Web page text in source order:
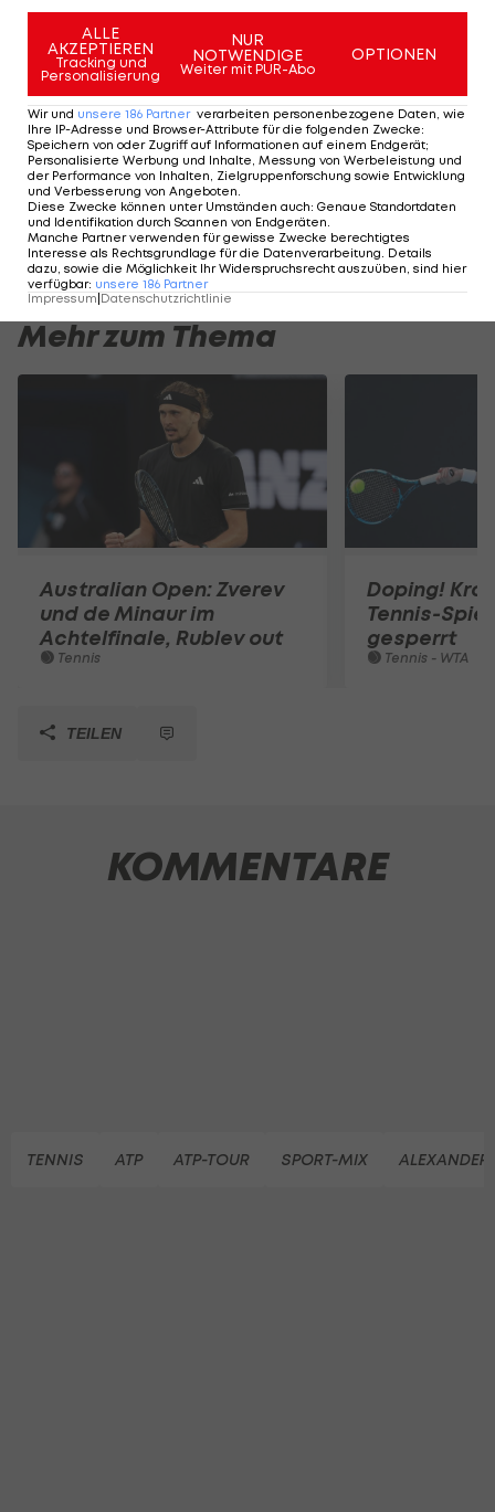
Der Weltranglisten-Dritte kündigte an, dass sich
etwas in ihm ändern müsse, was nicht
notwendigerweise etwas mitTenniszu tun habe.
Er werde ein paar Wochen frei machen und hoffe,
beim Masters-1000-Turnier in Toronto Ende Juli
weitere Antworten geben zu können, was er
unternehmen werde.
Mehr zum Thema
Australian Open: Zverev
und de Minaur im
Achtelfinale, Rublev out
Tennis
Doping!
Tennis-
gesperrt
Tennis - WTA
TEILEN
KOMMENTARE
TENNIS ATP ATP-TOUR SPORT-MIX ALEXANDER
ALLE
AKZEPTIEREN
Tracking und
Personalisierung
NUR
NOTWENDIGE
Weiter mit PUR-Abo
OPTIONEN
Wir und unsere 186 Partner verarbeiten personenbezogene Daten, wie
Ihre IP-Adresse und Browser-Attribute für die folgenden Zwecke:
Speichern von oder Zugriff auf Informationen auf einem Endgerät;
Personalisierte Werbung und Inhalte, Messung von Werbeleistung und
der Performance von Inhalten, Zielgruppenforschung sowie Entwicklung
und Verbesserung von Angeboten.
Diese Zwecke können unter Umständen auch: Genaue Standortdaten
und Identifikation durch Scannen von Endgeräten.
Manche Partner verwenden für gewisse Zwecke berechtigtes
Interesse als Rechtsgrundlage für die Datenverarbeitung. Details
dazu, sowie die Möglichkeit Ihr Widerspruchsrecht auszuüben, sind hier
verfügbar: unsere 186 Partner
Impressum Datenschutzrichtlinie